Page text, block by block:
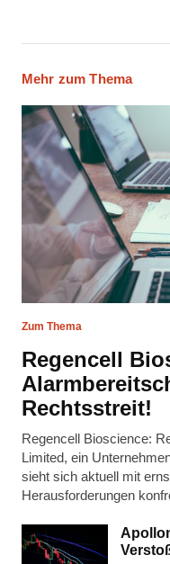
Mehr zum Thema
Zum Thema
Regencell
Rechtsstreit!
Regencell Bioscience:
Limited, ein
sieht sich aktuell mit
Herausforderungen